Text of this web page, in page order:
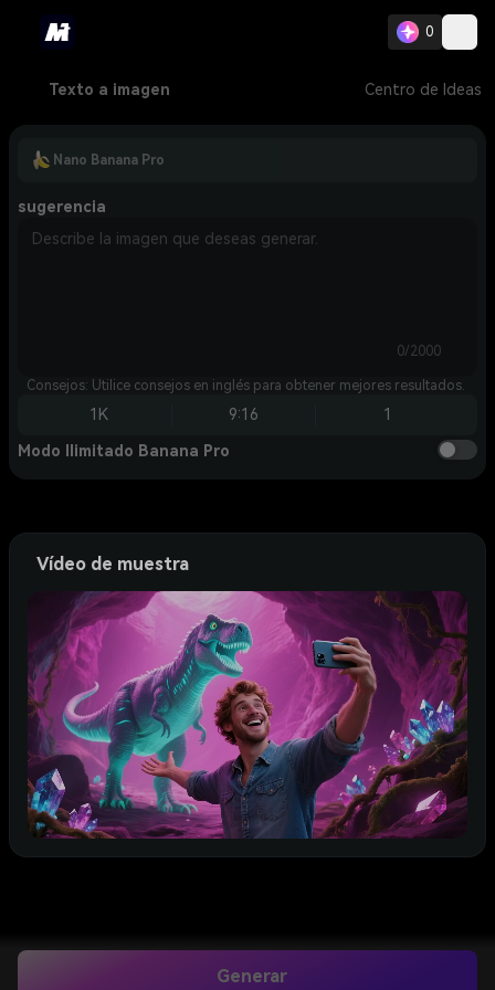
0
Texto a imagen Centro de Ideas
Nano Banana Pro
sugerencia
0/2000
Consejos: Utilice consejos en inglés para obtener mejores resultados.
1K 9:16 1
Modo Ilimitado Banana Pro
Generar
Vídeo de muestra